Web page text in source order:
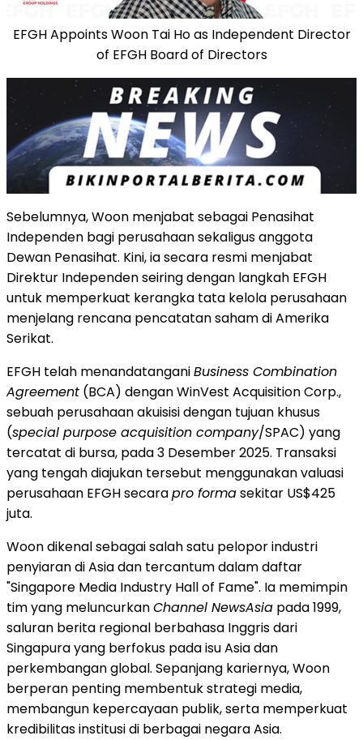
EFGH Appoints Woon Tai Ho as Independent Director
of EFGH Board of Directors
Sebelumnya, Woon menjabat sebagai Penasihat
Independen bagi perusahaan sekaligus anggota
Dewan Penasihat. Kini, ia secara resmi menjabat
Direktur Independen seiring dengan langkah EFGH
untuk memperkuat kerangka tata kelola perusahaan
menjelang rencana pencatatan saham di Amerika
Serikat.
EFGH telah menandatanganiBusiness Combination
Agreement (BCA) dengan WinVest Acquisition Corp.,
sebuah perusahaan akuisisi dengan tujuan khusus
(special purpose acquisition company/SPAC) yang
tercatat di bursa, pada 3 Desember 2025. Transaksi
yang tengah diajukan tersebut menggunakan valuasi
perusahaan EFGH secarapro formasekitar US$425
juta.
Woon dikenal sebagai salah satu pelopor industri
penyiaran di Asia dan tercantum dalam daftar
"Singapore Media Industry Hall of Fame". Ia memimpin
tim yang meluncurkanChannel NewsAsia pada 1999,
saluran berita regional berbahasa Inggris dari
Singapura yang berfokus pada isu Asia dan
perkembangan global. Sepanjang kariernya, Woon
berperan penting membentuk strategi media,
membangun kepercayaan publik, serta memperkuat
kredibilitas institusi di berbagai negara Asia.